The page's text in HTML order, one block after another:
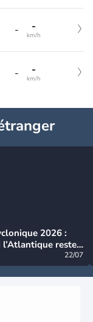
- -
km/h
- -
km/h
2026 :
reste
22/07